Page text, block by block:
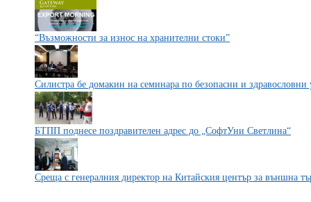
“Възможности за износ на хранителни стоки”
Силистра бе домакин на семинара по безопасни и здравословни
БТПП поднесе поздравителен адрес до „СофтУни Светлина“
Среща с генералния директор на Китайския център за външна